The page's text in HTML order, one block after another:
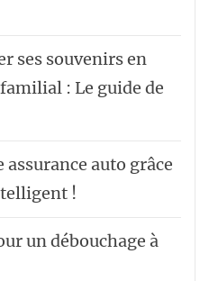
ses souvenirs en
: Le guide de
auto grâce
!
un débouchage à